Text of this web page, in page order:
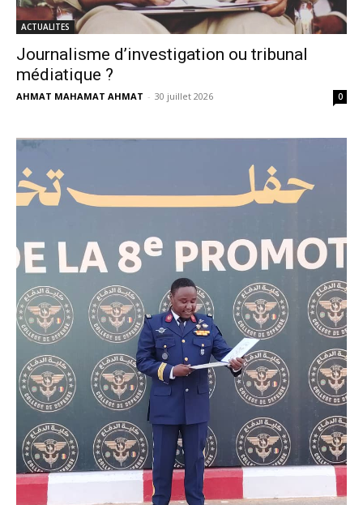
ACTUALITES
Journalisme d’investigation ou tribunal
médiatique ?
AHMAT MAHAMAT AHMAT - 30 juillet 2026 0